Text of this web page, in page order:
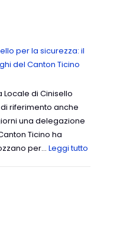
per la sicurezza: il
del Canton Ticino
Locale di Cinisello
riferimento anche
una delegazione
Ticino ha
per… Leggi tutto